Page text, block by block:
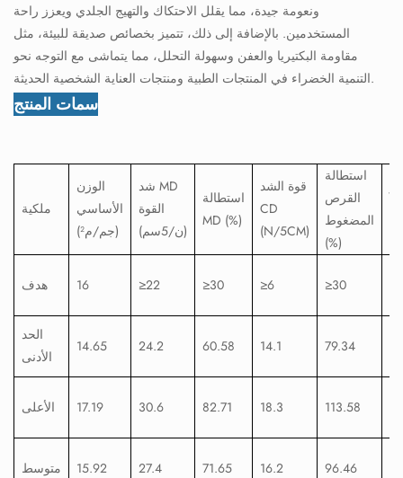
ونعومة جيدة، مما يقلل الاحتكاك والتهيج الجلدي ويعزز راحة
المستخدمين. بالإضافة إلى ذلك، تتميز بخصائص صديقة للبيئة، مثل
مقاومة البكتيريا والعفن وسهولة التحلل، مما يتماشى مع التوجه نحو
التنمية الخضراء في المنتجات الطبية ومنتجات العناية الشخصية الحديثة.
سمات المنتج
ملكية
الوزن
الأساسي
(جم/م²)
شد MD
القوة
(ن/5سم)
استطالة
MD (%)
قوة الشد
CD
(N/5CM)
استطالة
القرص
المضغوط
(%)
هدف 16 ≥22 ≥30 ≥6 ≥30
الحد
الأدنى
14.65 24.2 60.58 14.1 79.34
الأعلى 17.19 30.6 82.71 18.3 113.58
متوسط 15.92 27.4 71.65 16.2 96.46